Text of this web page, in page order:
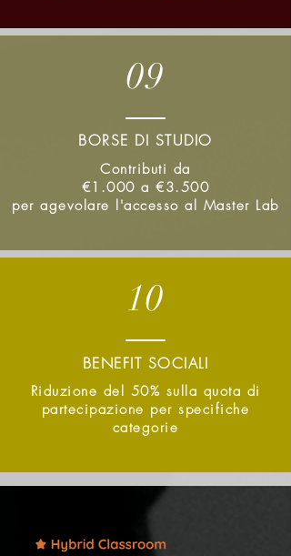
09
BORSE DI STUDIO
Contributi da
€1.000 a €3.500
per agevolare l'accesso al Master Lab
10
BENEFIT SOCIALI
Riduzione del 50% sulla quota di
partecipazione per specifiche
categorie